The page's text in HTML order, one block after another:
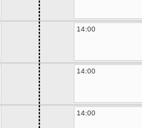
14:00
14:00
14:00